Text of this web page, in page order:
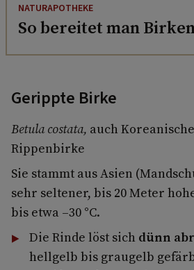
NATURAPOTHEKE
So bereitet man
Gerippte Birke
Betula costata, auch
Rippenbirke
Sie stammt aus Asien
sehr seltener, bis 20 Meter
bis etwa –30 °C.
Die Rinde löst sich dünn
hellgelb bis graugelb